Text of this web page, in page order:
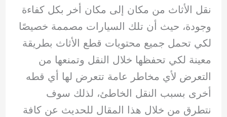
نقل الأثاث من مكان إلى مكان أخر بكل كفاءة
وجودة، حيث أن تلك السيارات مصممة خصيصًا
لكي تحمل جميع محتويات قطع الأثاث بطريقة
معينة لكي تحفظها خلال النقل وتمنعها من
التعرض لأي مخاطر عامة تتعرض لها أي قطه
أخرى بسبب النقل الخاطئ، لذلك سوف
نتطرق من خلال هذا المقال للحديث عن كافة